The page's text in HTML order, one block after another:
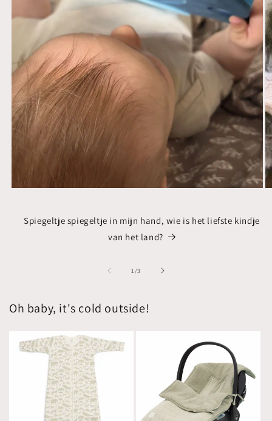
Spiegeltje spiegeltje in mijn hand, wie is het liefste kindje
van het land?
1 /van
3
Oh baby, it's cold outside!